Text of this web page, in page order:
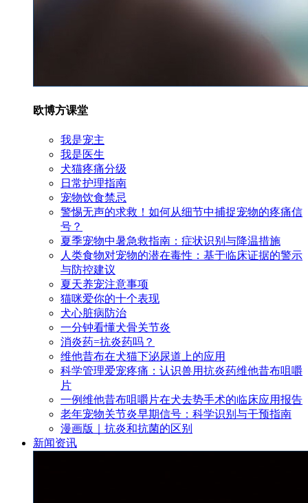
欧博方课堂
我是宠主
我是医生
犬猫疼痛分级
日常护理指南
宠物饮食禁忌
警惕无声的求救！如何从细节中捕捉宠物的疼痛信
号？
夏季宠物中暑急救指南：症状识别与降温措施
人类食物对宠物的潜在毒性：基于临床证据的警示
与防控建议
夏天养宠注意事项
猫咪爱你的十个表现
犬心脏病防治
一分钟看懂犬骨关节炎
消炎药=抗炎药吗？
维他昔布在犬猫下泌尿道上的应用
科学管理爱宠疼痛：认识兽用抗炎药维他昔布咀嚼
片
一例维他昔布咀嚼片在犬去势手术的临床应用报告
老年宠物关节炎早期信号：科学识别与干预指南
漫画版｜抗炎和抗菌的区别
新闻资讯